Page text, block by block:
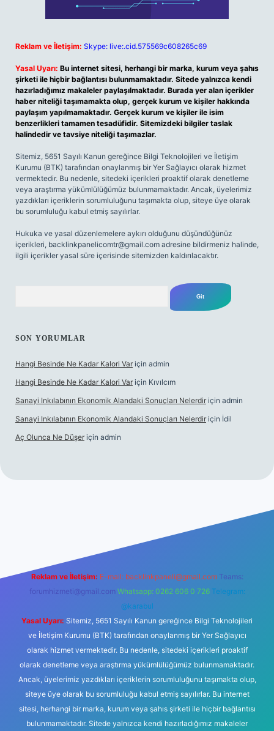
Reklam ve İletişim: Skype: live:.cid.575569c608265c69
Yasal Uyarı: Bu internet sitesi, herhangi bir marka, kurum veya şahıs
şirketi ile hiçbir bağlantısı bulunmamaktadır. Sitede yalnızca kendi
hazırladığımız makaleler paylaşılmaktadır. Burada yer alan içerikler
haber niteliği taşımamakta olup, gerçek kurum ve kişiler hakkında
paylaşım yapılmamaktadır. Gerçek kurum ve kişiler ile isim
benzerlikleri tamamen tesadüfidir. Sitemizdeki bilgiler taslak
halindedir ve tavsiye niteliği taşımazlar.
Sitemiz, 5651 Sayılı Kanun gereğince Bilgi Teknolojileri ve İletişim
Kurumu (BTK) tarafından onaylanmış bir Yer Sağlayıcı olarak hizmet
vermektedir. Bu nedenle, sitedeki içerikleri proaktif olarak denetleme
veya araştırma yükümlülüğümüz bulunmamaktadır. Ancak, üyelerimiz
yazdıkları içeriklerin sorumluluğunu taşımakta olup, siteye üye olarak
bu sorumluluğu kabul etmiş sayılırlar.
Hukuka ve yasal düzenlemelere aykırı olduğunu düşündüğünüz
içerikleri, backlinkpanelicomtr@gmail.com adresine bildirmeniz halinde,
ilgili içerikler yasal süre içerisinde sitemizden kaldırılacaktır.
SON YORUMLAR
Hangi Besinde Ne Kadar Kalori Var için admin
Hangi Besinde Ne Kadar Kalori Var için Kıvılcım
Sanayi Inkılabının Ekonomik Alandaki Sonuçları Nelerdir için admin
Sanayi Inkılabının Ekonomik Alandaki Sonuçları Nelerdir için İdil
Aç Olunca Ne Düşer için admin
Reklam ve İletişim: E-mail: backlinkpaneli@gmail.com Teams:
forumhizmeti@gmail.com Whatsapp: 0262 606 0 726 Telegram:
@karabul
Yasal Uyarı: Sitemiz, 5651 Sayılı Kanun gereğince Bilgi Teknolojileri
ve İletişim Kurumu (BTK) tarafından onaylanmış bir Yer Sağlayıcı
olarak hizmet vermektedir. Bu nedenle, sitedeki içerikleri proaktif
olarak denetleme veya araştırma yükümlülüğümüz bulunmamaktadır.
Ancak, üyelerimiz yazdıkları içeriklerin sorumluluğunu taşımakta olup,
siteye üye olarak bu sorumluluğu kabul etmiş sayılırlar. Bu internet
sitesi, herhangi bir marka, kurum veya şahıs şirketi ile hiçbir bağlantısı
bulunmamaktadır. Sitede yalnızca kendi hazırladığımız makaleler